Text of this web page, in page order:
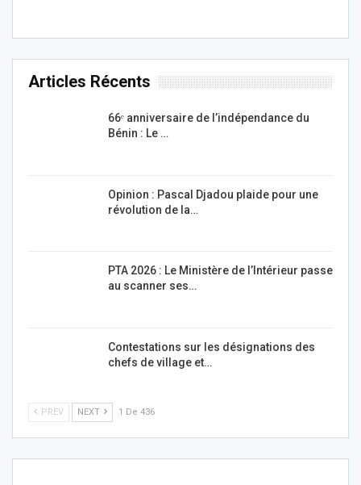
Articles Récents
66ᵉ anniversaire de l’indépendance du
Bénin : Le …
Opinion : Pascal Djadou plaide pour une
révolution de la…
PTA 2026 : Le Ministère de l’Intérieur passe
au scanner ses…
Contestations sur les désignations des
chefs de village et…
PREV NEXT 1 De 436